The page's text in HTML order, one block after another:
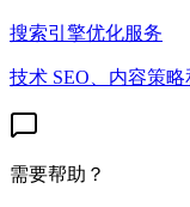
搜索引擎优化服务
技术 SEO、内容策
需要帮助？